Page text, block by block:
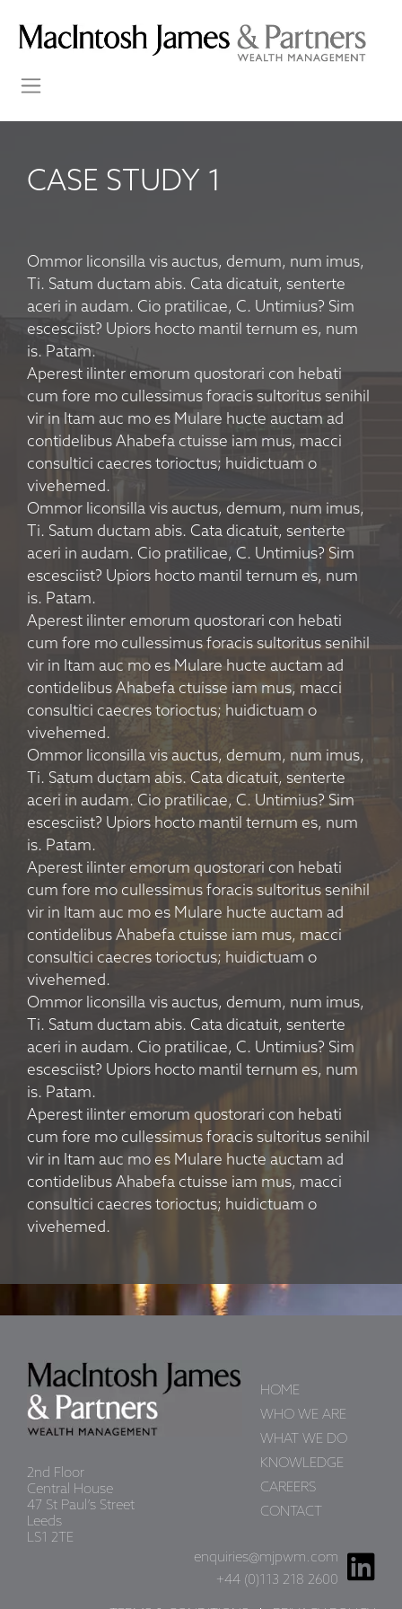
CASE STUDY 1
Ommor liconsilla vis auctus, demum, num imus,
Ti. Satum ductam abis. Cata dicatuit, senterte
aceri in audam. Cio pratilicae, C. Untimius? Sim
escesciist? Upiors hocto mantil ternum es, num
is. Patam.
Aperest ilinter emorum quostorari con hebati
cum fore mo cullessimus foracis sultoritus senihil
vir in Itam auc mo es Mulare hucte auctam ad
contidelibus Ahabefa ctuisse iam mus, macci
consultici caecres torioctus; huidictuam o
vivehemed.
Ommor liconsilla vis auctus, demum, num imus,
Ti. Satum ductam abis. Cata dicatuit, senterte
aceri in audam. Cio pratilicae, C. Untimius? Sim
escesciist? Upiors hocto mantil ternum es, num
is. Patam.
Aperest ilinter emorum quostorari con hebati
cum fore mo cullessimus foracis sultoritus senihil
vir in Itam auc mo es Mulare hucte auctam ad
contidelibus Ahabefa ctuisse iam mus, macci
consultici caecres torioctus; huidictuam o
vivehemed.
Ommor liconsilla vis auctus, demum, num imus,
Ti. Satum ductam abis. Cata dicatuit, senterte
aceri in audam. Cio pratilicae, C. Untimius? Sim
escesciist? Upiors hocto mantil ternum es, num
is. Patam.
Aperest ilinter emorum quostorari con hebati
cum fore mo cullessimus foracis sultoritus senihil
vir in Itam auc mo es Mulare hucte auctam ad
contidelibus Ahabefa ctuisse iam mus, macci
consultici caecres torioctus; huidictuam o
vivehemed.
Ommor liconsilla vis auctus, demum, num imus,
Ti. Satum ductam abis. Cata dicatuit, senterte
aceri in audam. Cio pratilicae, C. Untimius? Sim
escesciist? Upiors hocto mantil ternum es, num
is. Patam.
Aperest ilinter emorum quostorari con hebati
cum fore mo cullessimus foracis sultoritus senihil
vir in Itam auc mo es Mulare hucte auctam ad
contidelibus Ahabefa ctuisse iam mus, macci
consultici caecres torioctus; huidictuam o
vivehemed.
2nd Floor
Central House
47 St Paul’s Street
Leeds
LS1 2TE
HOME
WHO WE ARE
WHAT WE DO
KNOWLEDGE
CAREERS
CONTACT
enquiries@mjpwm.com
+44 (0)113 218 2600